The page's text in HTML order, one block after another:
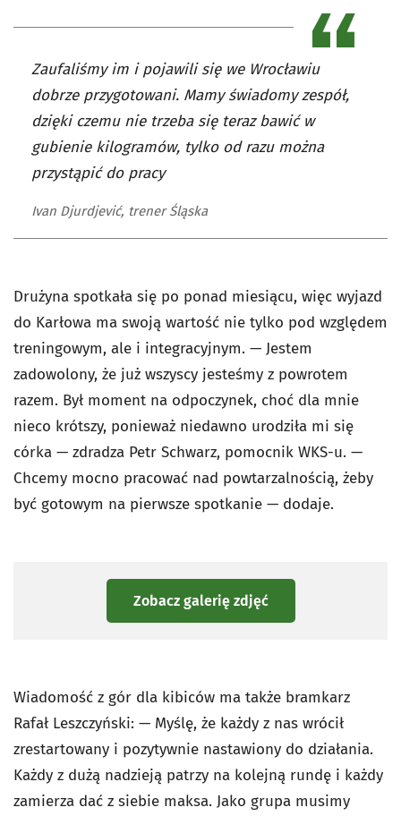
Zaufaliśmy im i pojawili się we Wrocławiu
dobrze przygotowani. Mamy świadomy zespół,
dzięki czemu nie trzeba się teraz bawić w
gubienie kilogramów, tylko od razu można
przystąpić do pracy
Ivan Djurdjević, trener Śląska
Drużyna spotkała się po ponad miesiącu, więc wyjazd
do Karłowa ma swoją wartość nie tylko pod względem
treningowym, ale i integracyjnym. — Jestem
zadowolony, że już wszyscy jesteśmy z powrotem
razem. Był moment na odpoczynek, choć dla mnie
nieco krótszy, ponieważ niedawno urodziła mi się
córka — zdradza Petr Schwarz, pomocnik WKS-u. —
Chcemy mocno pracować nad powtarzalnością, żeby
być gotowym na pierwsze spotkanie — dodaje.
Zobacz galerię zdjęć
Wiadomość z gór dla kibiców ma także bramkarz
Rafał Leszczyński: — Myślę, że każdy z nas wrócił
zrestartowany i pozytywnie nastawiony do działania.
Każdy z dużą nadzieją patrzy na kolejną rundę i każdy
zamierza dać z siebie maksa. Jako grupa musimy